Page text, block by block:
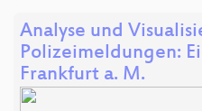
Analyse und
Polizeimeldungen:
Frankfurt a. M.